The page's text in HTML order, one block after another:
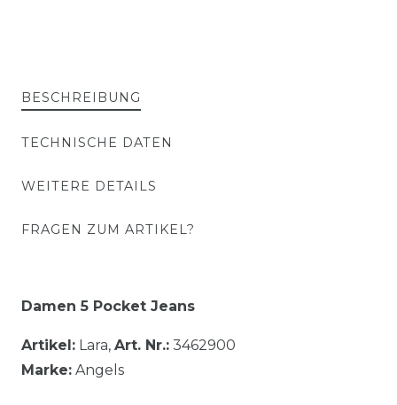
BESCHREIBUNG
TECHNISCHE DATEN
WEITERE DETAILS
FRAGEN ZUM ARTIKEL?
Damen 5 Pocket Jeans
Artikel: Lara, Art. Nr.: 3462900
Marke: Angels